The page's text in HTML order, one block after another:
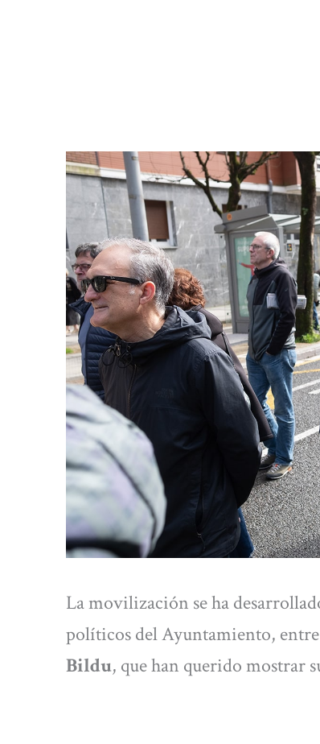
La movilización se ha
políticos del Ayuntamiento, entre
Bildu, que han querido mostrar